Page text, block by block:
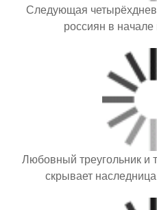
Следующая
россиян в
Любовный треугольник и
скрывает